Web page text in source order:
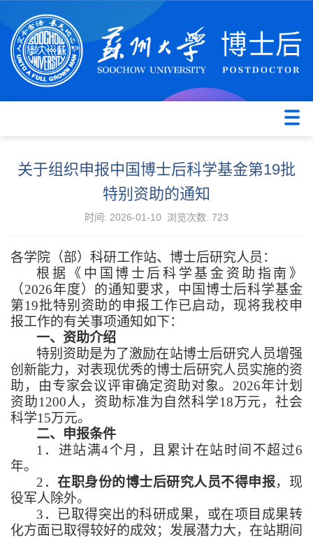
关于组织申报中国博士后科学基金第19批
特别资助的通知
时间: 2026-01-10 浏览次数: 723
各学院（部）科研工作站、博士后研究人员：
根据《中国博士后科学基金资助指南》
（2026年度）的通知要求，中国博士后科学基金
第19批特别资助的申报工作已启动，现将我校申
报工作的有关事项通知如下：
一、资助介绍
特别资助是为了激励在站博士后研究人员增强
创新能力，对表现优秀的博士后研究人员实施的资
助，由专家会议评审确定资助对象。2026年计划
资助1200人，资助标准为自然科学18万元，社会
科学15万元。
二、申报条件
1．进站满4个月，且累计在站时间不超过6
年。
2．在职身份的博士后研究人员不得申报，现
役军人除外。
3．已取得突出的科研成果，或在项目成果转
化方面已取得较好的成效；发展潜力大，在站期间